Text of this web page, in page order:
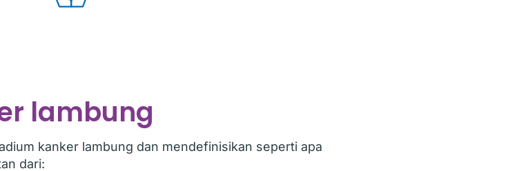
lambung
kanker lambung dan mendefinisikan seperti apa
dari: